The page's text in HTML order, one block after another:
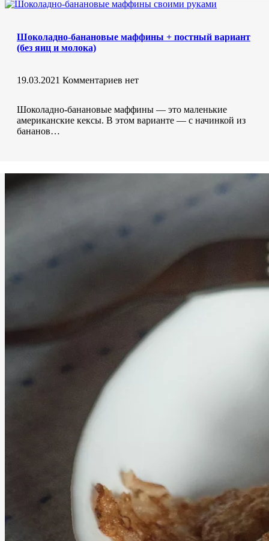
Шоколадно-банановые маффины + постный вариант
(без яиц и молока)
19.03.2021 Комментариев нет
Шоколадно-банановые маффины — это маленькие
американские кексы. В этом варианте — с начинкой из
бананов…